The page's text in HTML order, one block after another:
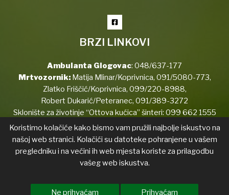
BRZI LINKOVI
Ambulanta Glogovac: 048/637-177
Mrtvozornik:Matija Mlinar/Koprivnica, 091/5080-773,
Zlatko Friščić/Koprivnica, 099/220-8988,
Robert Dukarić/Peteranec, 091/389-3272
Sklonište za životinje “Ottova kućica” šinteri: 099 662 1555
Copyright © 2026 Koprivnički Bregi
List općine
Koristimo kolačiće kako bismo vam pružili najbolje iskustvo na
našoj web stranici. Kolačići su datoteke pohranjene u vašem
pregledniku i na većini ih web mjesta koriste za prilagodbu
vašeg web iskustva.
Ne prihvaćam Prihvaćam